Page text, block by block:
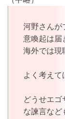
河野さんが
意喚起は届
海外では現
よく考えて
どうせエゴ
な諫言など